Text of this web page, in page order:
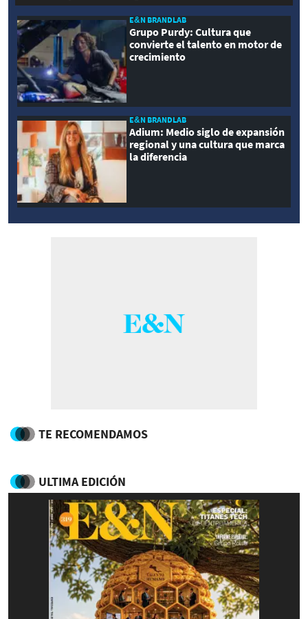
E&N BRANDLAB
Grupo Purdy: Cultura que
convierte el talento en motor de
crecimiento
E&N BRANDLAB
Adium: Medio siglo de expansión
regional y una cultura que marca
la diferencia
TE RECOMENDAMOS
ULTIMA EDICIÓN